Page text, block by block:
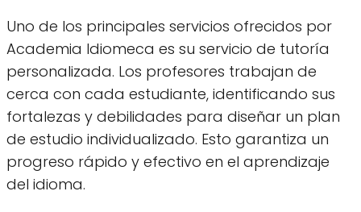
Uno de los principales servicios ofrecidos por
Academia Idiomeca es su servicio de tutoría
personalizada. Los profesores trabajan de
cerca con cada estudiante, identificando sus
fortalezas y debilidades para diseñar un plan
de estudio individualizado. Esto garantiza un
progreso rápido y efectivo en el aprendizaje
del idioma.